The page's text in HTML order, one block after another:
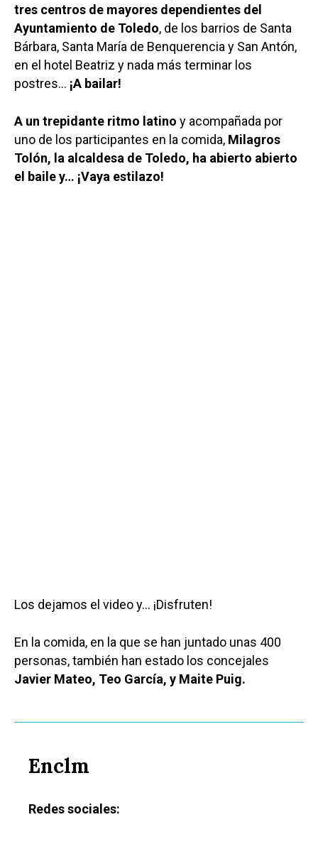
tres centros de mayores dependientes del
Ayuntamiento de Toledo, de los barrios de Santa
Bárbara, Santa María de Benquerencia y San Antón,
en el hotel Beatriz y nada más terminar los
postres… ¡A bailar!
A un trepidante ritmo latino y acompañada por
uno de los participantes en la comida, Milagros
Tolón, la alcaldesa de Toledo, ha abierto abierto
el baile y… ¡Vaya estilazo!
Los dejamos el video y… ¡Disfruten!
En la comida, en la que se han juntado unas 400
personas, también han estado los concejales
Javier Mateo, Teo García, y Maite Puig.
Enclm
Redes sociales: